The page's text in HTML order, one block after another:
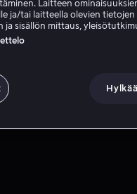
Laitteen
ja/tai laitteella olevien
ja sisällön mittaus,